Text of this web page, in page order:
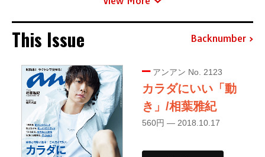
This Issue Backnumber
アンアン No. 2123
カラダにいい「動
き」/相葉雅紀
560円 — 2018.10.17